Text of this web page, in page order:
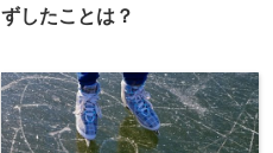
ずしたことは？